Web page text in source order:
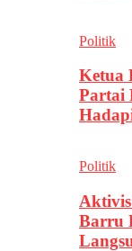
Politik
Ketua
Partai
Politik
Barru